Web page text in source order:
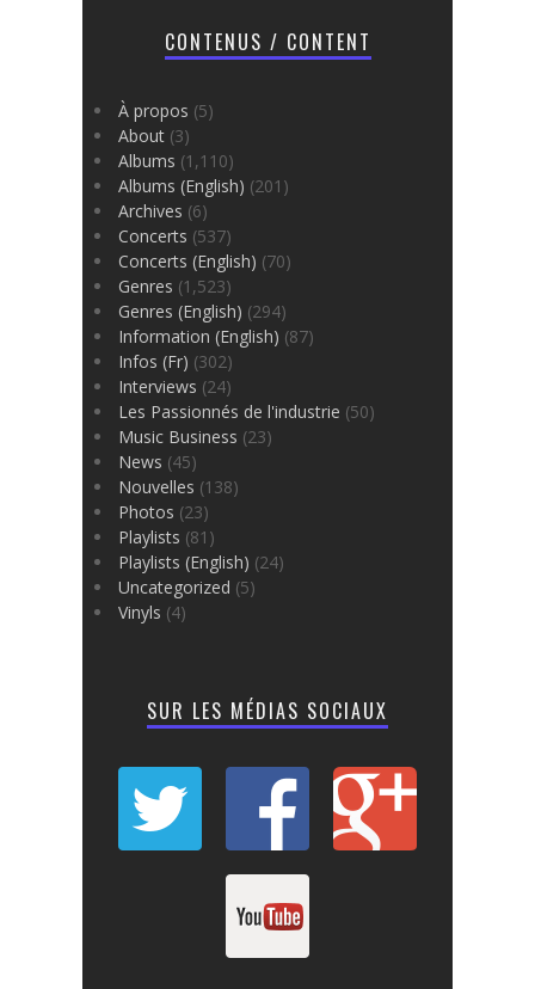
CONTENUS / CONTENT
À propos (5)
About (3)
Albums (1,110)
Albums (English) (201)
Archives (6)
Concerts (537)
Concerts (English) (70)
Genres (1,523)
Genres (English) (294)
Information (English) (87)
Infos (Fr) (302)
Interviews (24)
Les Passionnés de l'industrie (50)
Music Business (23)
News (45)
Nouvelles (138)
Photos (23)
Playlists (81)
Playlists (English) (24)
Uncategorized (5)
Vinyls (4)
SUR LES MÉDIAS SOCIAUX